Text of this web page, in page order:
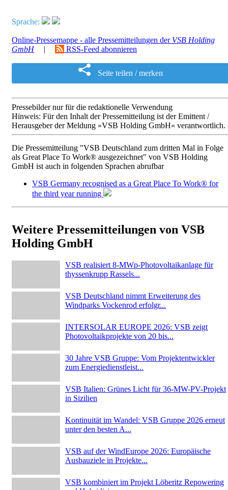
Sprache:
Online-Pressemappe - alle Pressemitteilungen der VSB Holding
GmbH
| RSS-Feed abonnieren
Seite teilen / merken
Pressebilder nur für die redaktionelle Verwendung
Hinweis: Für den Inhalt der Pressemitteilung ist der Emittent /
Herausgeber der Meldung »VSB Holding GmbH« verantwortlich.
Die Pressemitteilung "VSB Deutschland zum dritten Mal in Folge
als Great Place To Work® ausgezeichnet" von VSB Holding
GmbH ist auch in folgenden Sprachen abrufbar
VSB Germany recognised as a Great Place To Work® for
the third year running
Weitere Pressemitteilungen von VSB
Holding GmbH
VSB realisiert 8-MWp-Photovoltaikanlage für
thyssenkrupp Rassels...
VSB Deutschland nimmt Erweiterung des
Windparks Vockenrod erfolgr...
INTERSOLAR EUROPE 2026: VSB zeigt
Photovoltaikprojekte von 20 bis...
30 Jahre VSB Gruppe: Vom Projektentwickler
zum Energiedienstleist...
VSB Italien: Grünes Licht für 36-MW-PV-Projekt
in Sizilien
Kontinuität im Wandel: VSB Gruppe 2026 erneut
unter den besten A...
VSB auf der WindEurope 2026: Europäische
Ausbauziele in Projekte...
VSB kombiniert im Projekt Löberitz Repowering